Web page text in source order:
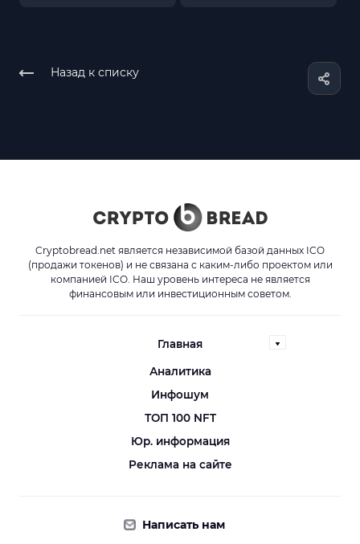
Назад к списку
Cryptobread.net является независимой базой данных ICO
(продажи токенов) и не связана с каким-либо проектом или
компанией ICO. Наш уровень интереса не является
финансовым или инвестиционным советом.
Главная
Аналитика
Инфошум
ТОП 100 NFT
Юр. информация
Реклама на сайте
Написать нам